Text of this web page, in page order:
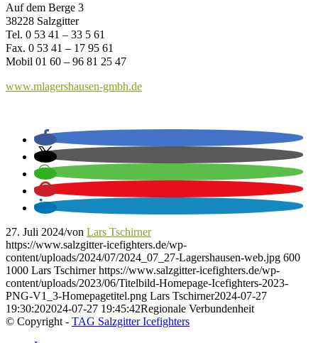
Auf dem Berge 3
38228 Salzgitter
Tel. 0 53 41 – 33 5 61
Fax. 0 53 41 – 17 95 61
Mobil 01 60 – 96 81 25 47
www.mlagershausen-gmbh.de
27. Juli 2024/von Lars Tschirner
https://www.salzgitter-icefighters.de/wp-
content/uploads/2024/07/2024_07_27-Lagershausen-web.jpg 600
1000 Lars Tschirner https://www.salzgitter-icefighters.de/wp-
content/uploads/2023/06/Titelbild-Homepage-Icefighters-2023-
PNG-V1_3-Homepagetitel.png Lars Tschirner2024-07-27
19:30:202024-07-27 19:45:42Regionale Verbundenheit
© Copyright - TAG Salzgitter Icefighters